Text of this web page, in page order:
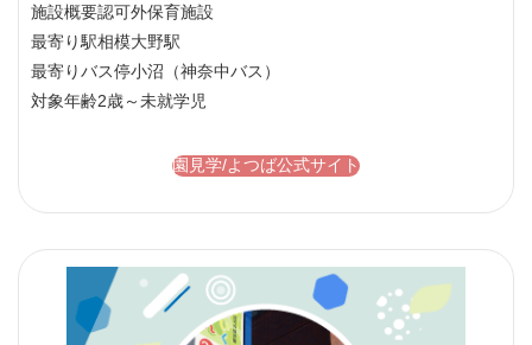
施設概要認可外保育施設
最寄り駅相模大野駅
最寄りバス停小沼（神奈中バス）
対象年齢2歳～未就学児
園見学/よつば公式サイト